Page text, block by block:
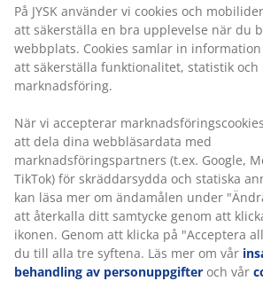
På JYSK använder vi cookies och
att säkerställa en bra upplevelse när du
webbplats. Cookies samlar in
att säkerställa funktionalitet, statistik och
marknadsföring.
När vi accepterar
att dela dina webbläsardata med
marknadsföringspartners (t.ex. Google,
TikTok) för skräddarsydda och statiska
kan läsa mer om ändamålen under
att återkalla ditt samtycke genom att
ikonen. Genom att klicka på "Acceptera
du till alla tre syftena. Läs mer om vår
behandling av personuppgifter och vår